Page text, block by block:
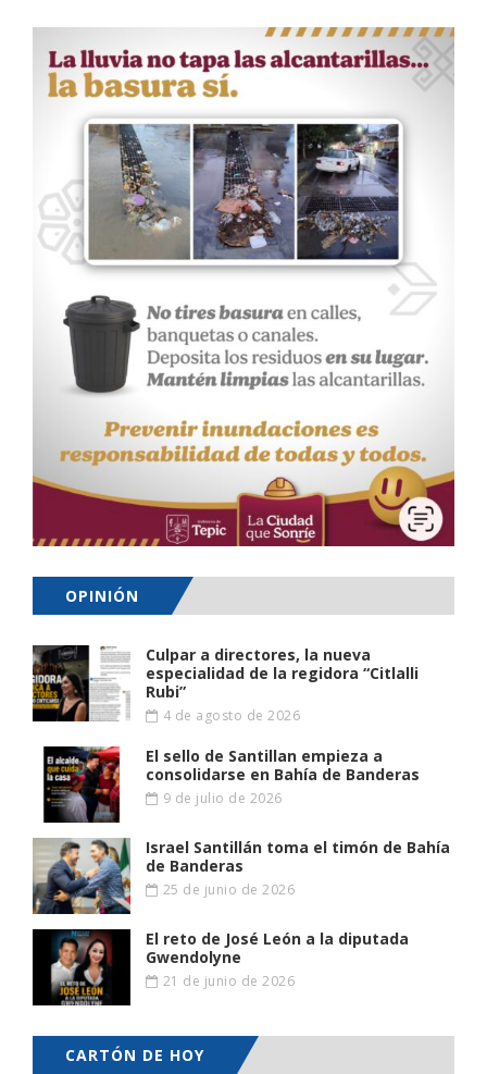
OPINIÓN
Culpar a directores, la nueva
especialidad de la regidora “Citlalli
Rubi”
4 de agosto de 2026
El sello de Santillan empieza a
consolidarse en Bahía de Banderas
9 de julio de 2026
Israel Santillán toma el timón de Bahía
de Banderas
25 de junio de 2026
El reto de José León a la diputada
Gwendolyne
21 de junio de 2026
CARTÓN DE HOY